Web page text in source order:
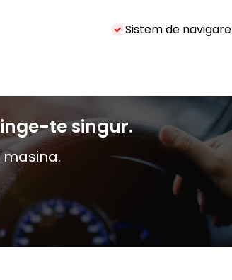
Sistem de navigare
te singur.